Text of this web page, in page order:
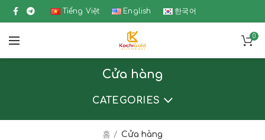
Tiếng Việt English 한국어
0
Cửa hàng
CATEGORIES
홈 Cửa hàng